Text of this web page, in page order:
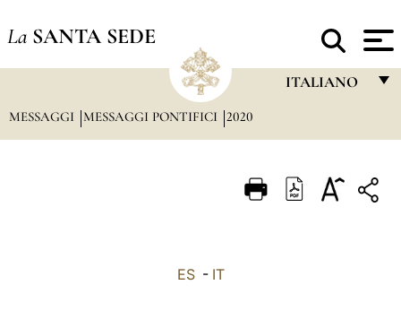
La SANTA SEDE
ITALIANO
ITALIANO
MESSAGGI MESSAGGI PONTIFICI 2020
ES- IT